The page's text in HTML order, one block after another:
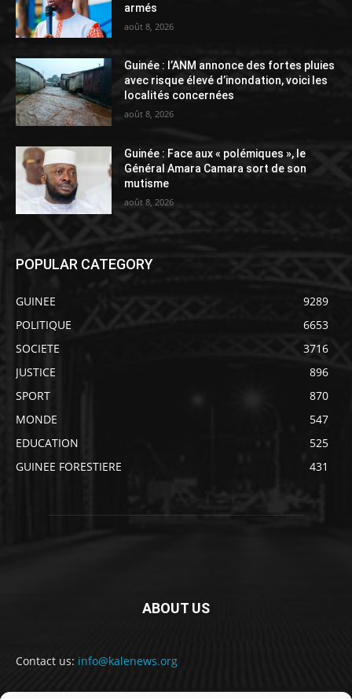
armés
août 8, 2026
Guinée : l’ANM annonce des fortes pluies
avec risque élevé d’inondation, voici les
localités concernées
août 8, 2026
Guinée : Face aux « polémiques », le
Général Amara Camara sort de son
mutisme
août 8, 2026
POPULAR CATEGORY
GUINEE
9289
POLITIQUE
6653
SOCIETE
3716
JUSTICE
896
SPORT
870
MONDE
547
EDUCATION
525
GUINEE FORESTIERE
431
ABOUT US
Contact us: info@kalenews.org